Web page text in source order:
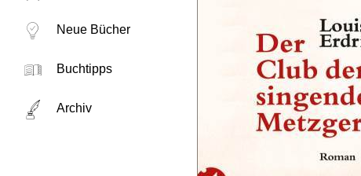
Neue Bücher
Buchtipps
Archiv